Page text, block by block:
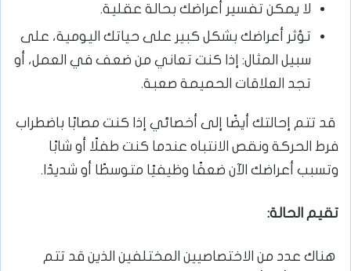
لا يمكن تفسير أعراضك بحالة عقلية.
تؤثر أعراضك بشكل كبير على حياتك اليومية، على
سبيل المثال: إذا كنت تعاني من ضعف في العمل، أو
تجد العلاقات الحميمة صعبة.
قد تتم إحالتك أيضًا إلى أخصائي إذا كنت مصابًا باضطراب
فرط الحركة ونقص الانتباه عندما كنت طفلًا أو شابًا
وتسبب أعراضك الآن ضعفًا وظيفيًا متوسطًا أو شديدًا.
تقيم الحالة:
هناك عدد من الاختصاصيين المختلفين الذين قد تتم